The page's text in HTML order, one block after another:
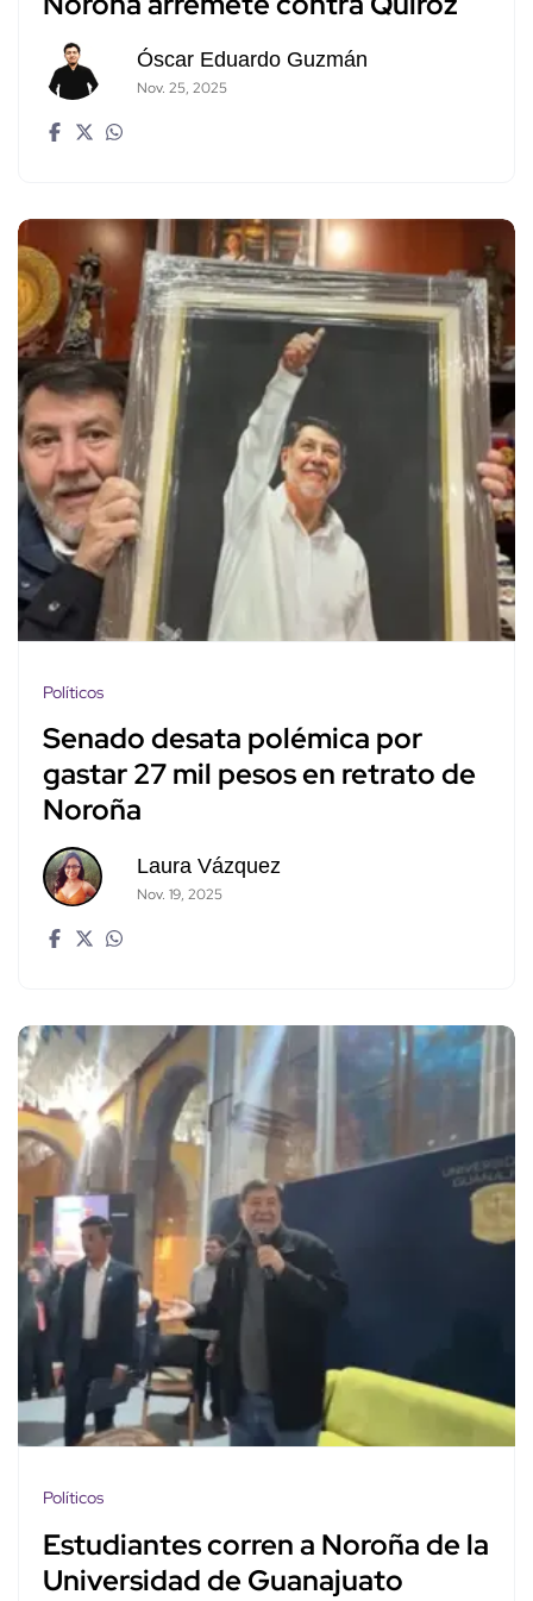
Óscar Eduardo Guzmán
Nov. 25, 2025
Políticos
Senado desata polémica por
gastar 27 mil pesos en retrato de
Noroña
Laura Vázquez
Nov. 19, 2025
Políticos
Estudiantes corren a Noroña de la
Universidad de Guanajuato